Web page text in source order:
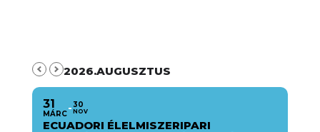
2026.AUGUSZTUS
31
MÁRC
30
NOV
ECUADORI ÉLELMISZERIPARI